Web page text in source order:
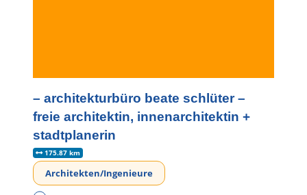
– architekturbüro beate schlüter –
freie architektin, innenarchitektin +
stadtplanerin
175.87 km
Architekten/Ingenieure